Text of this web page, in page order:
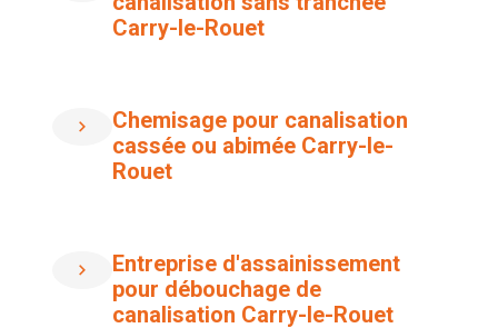
Carry-le-Rouet
Chemisage pour canalisation
cassée ou abimée Carry-le-
Rouet
Entreprise d'assainissement
pour débouchage de
canalisation Carry-le-Rouet